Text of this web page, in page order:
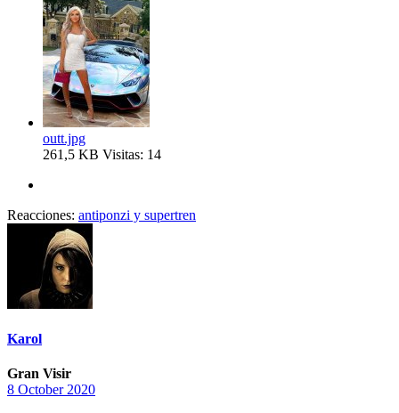
outt.jpg
261,5 KB Visitas: 14
Reacciones: antiponzi y supertren
Karol
Gran Visir
8 October 2020